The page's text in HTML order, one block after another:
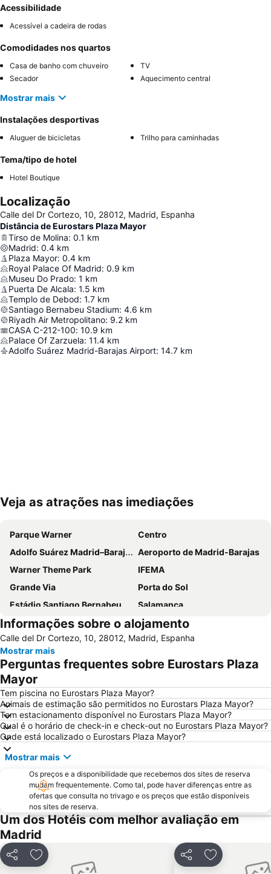
Acessibilidade
Acessível a cadeira de rodas
Comodidades nos quartos
Casa de banho com chuveiro
TV
Secador
Aquecimento central
Mostrar mais
Instalações desportivas
Aluguer de bicicletas Trilho para caminhadas
Tema/tipo de hotel
Hotel Boutique
Localização
Calle del Dr Cortezo, 10, 28012, Madrid, Espanha
Distância de Eurostars Plaza Mayor
Tirso de Molina: 0.1 km
Madrid: 0.4 km
Plaza Mayor: 0.4 km
Royal Palace Of Madrid: 0.9 km
Museu Do Prado: 1 km
Puerta De Alcala: 1.5 km
Templo de Debod: 1.7 km
Santiago Bernabeu Stadium: 4.6 km
Riyadh Air Metropolitano: 9.2 km
CASA C-212-100: 10.9 km
Palace Of Zarzuela: 11.4 km
Adolfo Suárez Madrid-Barajas Airport: 14.7 km
Ampliar mapa
Veja as atrações nas imediações
Parque Warner
Centro
Adolfo Suárez Madrid–Barajas Airport
Aeroporto de Madrid-Barajas
Warner Theme Park
IFEMA
Grande Via
Porta do Sol
Estádio Santiago Bernabeu
Salamanca
Atocha
Estación Sur
Estadio Metropolitano Metro Station
Barajas
Metropolitano Metro Station
Chamartín
Estação de Atocha
De Chueca
Madrid
Madrid Arena
Parque de Atracciones de Madrid
Parque Retiro
Palacio de Vistalegre
Caja Mágica
Museu Nacional do Prado
Chamberí
Casino Gran Vía
Calle Serrano
Praça da Espanha
San Blas
Praça de touros das Ventas
Ibiza
Atocha Metro Station
Carabanchel
Malasaña
Gran Vía Metro Station
Informações sobre o alojamento
Calle del Dr Cortezo, 10, 28012, Madrid, Espanha
Mostrar mais
Perguntas frequentes sobre Eurostars Plaza
Mayor
Tem piscina no Eurostars Plaza Mayor?
Animais de estimação são permitidos no Eurostars Plaza Mayor?
Tem estacionamento disponível no Eurostars Plaza Mayor?
Qual é o horário de check-in e check-out no Eurostars Plaza Mayor?
Onde está localizado o Eurostars Plaza Mayor?
Mostrar mais
Os preços e a disponibilidade que recebemos dos sites de reserva
mudam frequentemente. Como tal, pode haver diferenças entre as
ofertas que consulta no trivago e os preços que estão disponíveis
nos sites de reserva.
Um dos Hotéis com melhor avaliação em
Madrid
PartilharAdicionar aos favoritos PartilharAdicionar